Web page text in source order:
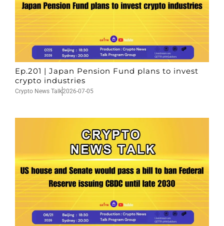
Ep.201 | Japan Pension Fund plans to invest
crypto industries
Crypto News Talk2026-07-05